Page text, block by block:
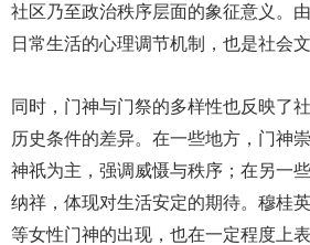
社区乃至政治秩序层面的象征意义。
日常生活的心理调节机制，也是社会
同时，门神与门祭的多样性也反映了
历史条件的差异。在一些地方，门神
神祇为主，强调威慑与秩序；在另一
纳祥，体现对生活安定的期待。穆桂
等女性门神的出现，也在一定程度上